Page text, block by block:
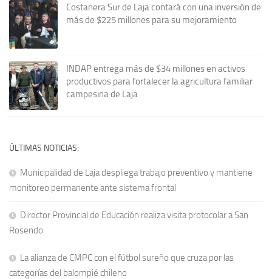
Costanera Sur de Laja contará con una inversión de
más de $225 millones para su mejoramiento
INDAP entrega más de $34 millones en activos
productivos para fortalecer la agricultura familiar
campesina de Laja
ÚLTIMAS NOTICIAS:
Municipalidad de Laja despliega trabajo preventivo y mantiene
monitoreo permanente ante sistema frontal
Director Provincial de Educación realiza visita protocolar a San
Rosendo
La alianza de CMPC con el fútbol sureño que cruza por las
categorías del balompié chileno